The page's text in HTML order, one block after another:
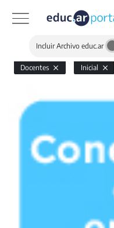
Incluir Archivo educ.ar
Docentes Inicial